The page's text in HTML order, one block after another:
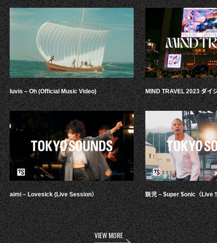
luvis – Oh (Official Music Video)
aimi – Lovesick (Live Session）
MIND TRAVEL 2023 ダイ
鋭児 – $uper $onic（Live
VIEW MORE